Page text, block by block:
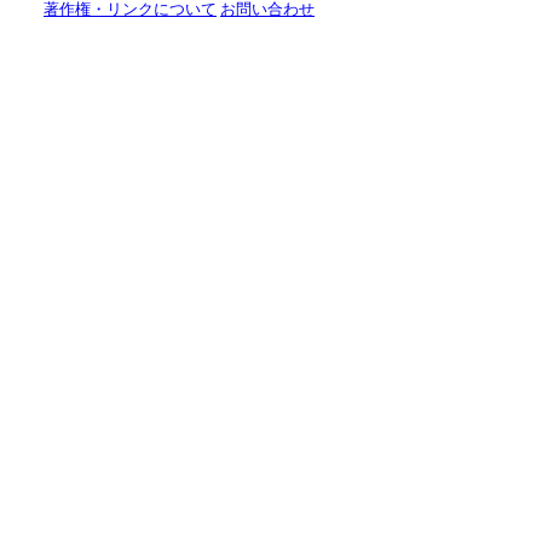
著作権・リンクについて お問い合わせ